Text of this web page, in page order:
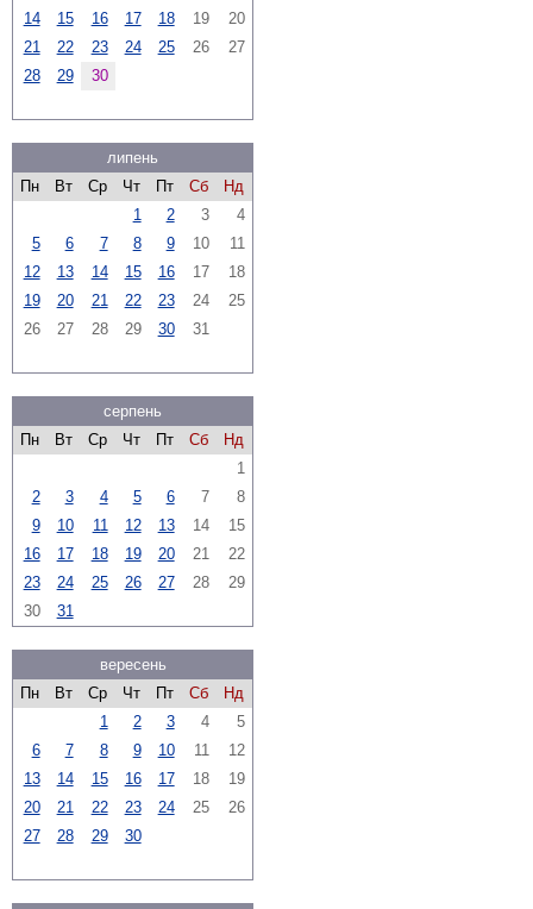
14
15 16 17 18 19
20
21
22 23 24 25 26
27
28
29 30
липень
Пн
Вт Ср Чт Пт Сб
Нд
1
2 3
4
5
6 7 8 9 10
11
12
13 14 15 16 17
18
19
20 21 22 23 24
25
26
27 28 29 30 31
серпень
Пн
Вт Ср Чт Пт Сб
Нд
1
2
3 4 5 6 7
8
9
10 11 12 13 14
15
16
17 18 19 20 21
22
23
24 25 26 27 28
29
30
31
вересень
Пн
Вт Ср Чт Пт Сб
Нд
1
2 3 4
5
6
7 8 9 10 11
12
13
14 15 16 17 18
19
20
21 22 23 24 25
26
27
28 29 30